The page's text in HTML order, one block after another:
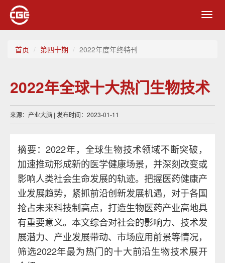
首页 第四十期 2022年度年终特刊
2022年全球十大热门生物技术
来源：产业大脑 | 发布时间：2023-01-11
摘要：2022年，全球生物技术领域不断突破，
加速推动形成新的医学健康场景，并深刻改变或
影响人类社会生命发展的轨迹。把握医药健康产
业发展趋势，紧抓前沿创新发展机遇，对于各国
抢占未来科技制高点，打造生物医药产业高地具
有重要意义。本文综合对社会的影响力、技术发
展潜力、产业发展带动、市场应用前景等情况，
筛选2022年最为热门的十大前沿生物技术展开